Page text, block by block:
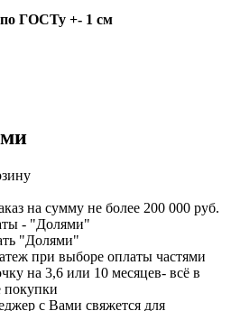
ГОСТу +- 1 см
на сумму не более 200 000 руб.
- "Долями"
"Долями"
при выборе оплаты частями
на 3,6 или 10 месяцев- всё в
покупки
с Вами свяжется для